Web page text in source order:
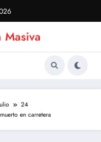
Masiva
24
en carretera